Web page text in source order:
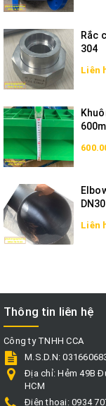
Rắc
304
Liên
Liên
Thông tin liên hệ
Công ty TNHH CCA
M.S.D.N:
Địa chỉ:Hẻm 49B
HCM
Điện thoại: 0934